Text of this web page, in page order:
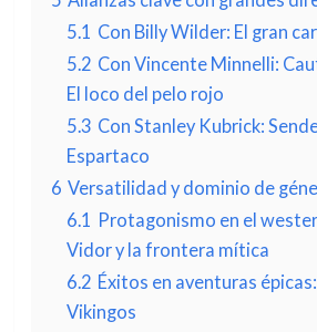
5.1 Con Billy Wilder: El gran
5.2 Con Vincente Minnelli:
El loco del pelo rojo
5.3 Con Stanley Kubrick:
Espartaco
6 Versatilidad y dominio de
6.1 Protagonismo en el
Vidor y la frontera mítica
6.2 Éxitos en aventuras
Vikingos